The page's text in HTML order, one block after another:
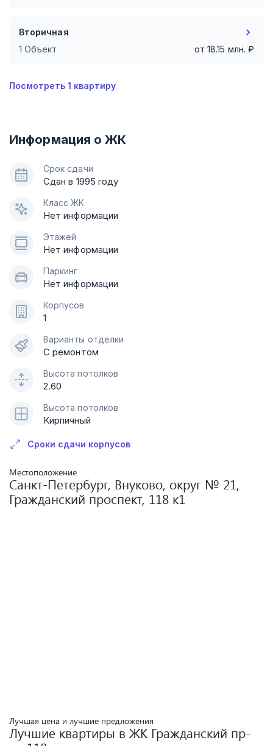
Вторичная
1 Объект
от18.15 млн. ₽
Посмотреть 1 квартиру
Информация о ЖК
Срок сдачи
Сдан в 1995 году
Класс ЖК
Нет информации
Этажей
Нет информации
Паркинг
Нет информации
Корпусов
1
Варианты отделки
С ремонтом
Высота потолков
2.60
Высота потолков
Кирпичный
Сроки сдачи корпусов
Местоположение
Санкт-Петербург, Внуково, округ № 21,
Гражданский проспект, 118 к1
Лучшая цена и лучшие предложения
Лучшие квартиры в ЖК Гражданский пр-